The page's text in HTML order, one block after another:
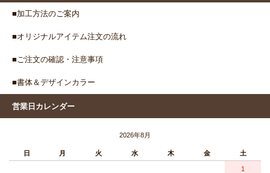
■加工方法のご案内
■オリジナルアイテム注文の流れ
■ご注文の確認・注意事項
■書体＆デザインカラー
営業日カレンダー
2026年8月
日 月 火 水 木 金 土
1